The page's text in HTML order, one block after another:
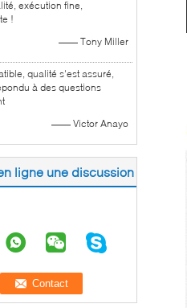
exécution fine,
!
—— Tony Miller
qualité s'est assuré,
à des questions
—— Victor Anayo
ligne une discussion